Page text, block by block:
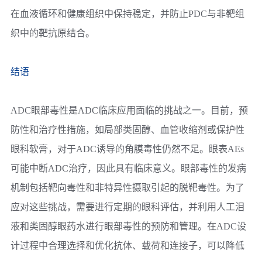
在血液循环和健康组织中保持稳定，并防止PDC与非靶组
织中的靶抗原结合。
结语
ADC眼部毒性是ADC临床应用面临的挑战之一。目前，预
防性和治疗性措施，如局部类固醇、血管收缩剂或保护性
眼科软膏，对于ADC诱导的角膜毒性仍然不足。眼表AEs
可能中断ADC治疗，因此具有临床意义。眼部毒性的发病
机制包括靶向毒性和非特异性摄取引起的脱靶毒性。为了
应对这些挑战，需要进行定期的眼科评估，并利用人工泪
液和类固醇眼药水进行眼部毒性的预防和管理。在ADC设
计过程中合理选择和优化抗体、载荷和连接子，可以降低